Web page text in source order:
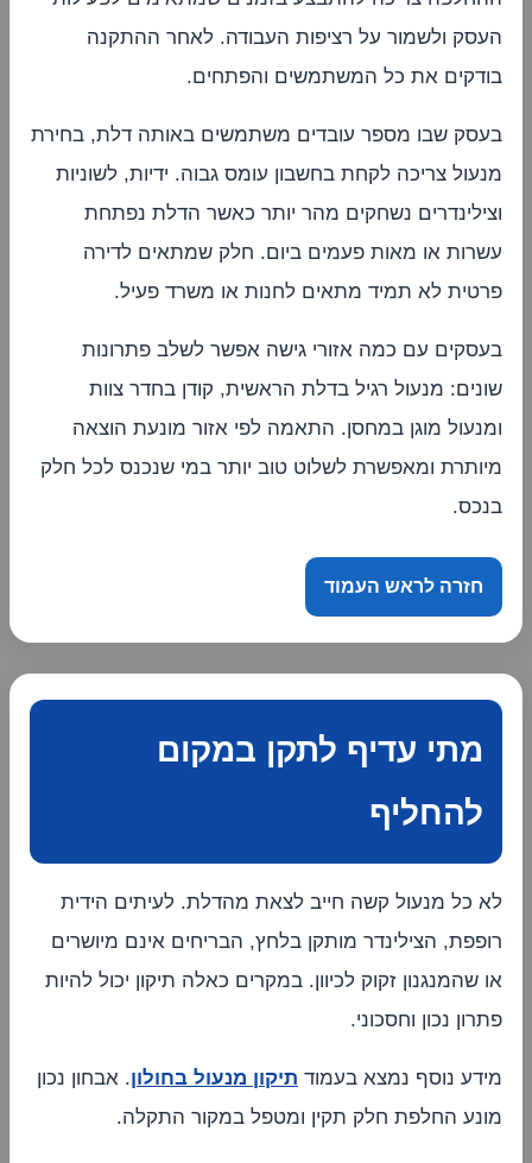
העסק ולשמור על רציפות העבודה. לאחר ההתקנה
בודקים את כל המשתמשים והפתחים.
בעסק שבו מספר עובדים משתמשים באותה דלת, בחירת
מנעול צריכה לקחת בחשבון עומס גבוה. ידיות, לשוניות
וצילינדרים נשחקים מהר יותר כאשר הדלת נפתחת
עשרות או מאות פעמים ביום. חלק שמתאים לדירה
פרטית לא תמיד מתאים לחנות או משרד פעיל.
בעסקים עם כמה אזורי גישה אפשר לשלב פתרונות
שונים: מנעול רגיל בדלת הראשית, קודן בחדר צוות
ומנעול מוגן במחסן. התאמה לפי אזור מונעת הוצאה
מיותרת ומאפשרת לשלוט טוב יותר במי שנכנס לכל חלק
בנכס.
חזרה לראש העמוד
מתי עדיף לתקן במקום
להחליף
לא כל מנעול קשה חייב לצאת מהדלת. לעיתים הידית
רופפת, הצילינדר מותקן בלחץ, הבריחים אינם מיושרים
או שהמנגנון זקוק לכיוון. במקרים כאלה תיקון יכול להיות
פתרון נכון וחסכוני.
מידע נוסף נמצא בעמוד תיקון מנעול בחולון. אבחון נכון
מונע החלפת חלק תקין ומטפל במקור התקלה.